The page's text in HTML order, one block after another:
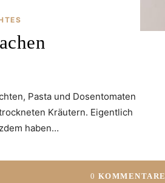
Pasta und Dosentomaten
Kräutern. Eigentlich
haben…
0 KOMMENTARE